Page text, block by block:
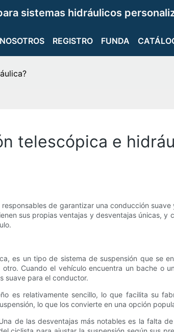
sistemas hidráulicos
REGISTRO FUNDA
telescópica e
de garantizar una conducción
sus propias ventajas y desventajas únicas, y
es un tipo de sistema de suspensión que se
Cuando el vehículo encuentra un bache o
suave para el conductor.
es relativamente sencillo, lo que facilita su
lo que los convierte en una opción
de las desventajas más notables es la falta